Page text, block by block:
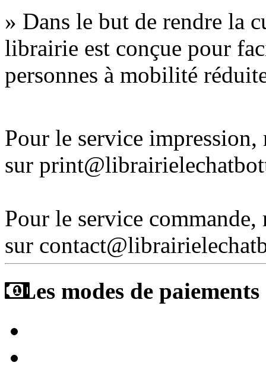
» Dans le but de rendre la
librairie est conçue pour
personnes à mobilité
Pour le service
sur
Pour le service
sur
Les modes de